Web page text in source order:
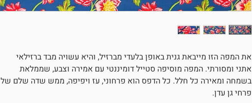
את המפה הזו מייבאת גנית באופן בלעדי מברזיל, והיא עשויה מבד ברזילאי
אתני ומסורתי. המפה מוסיפה סטייל דומיננטי עם אמירה וצבע, שממלאת
בשמחה ומאירה כל חלל. כל הדפס הוא פרחוני, עז ויפיפה, ממש שדה שלם של
פרחי גן עדן.